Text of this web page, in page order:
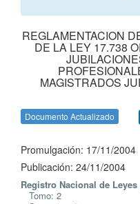
REGLAMENTACION
DE LA LEY 17.738
MAGISTRADOS
Documento Actualizado
Promulgación: 17/11/2004
Publicación: 24/11/2004
Registro Nacional de Leyes
Tomo: 2